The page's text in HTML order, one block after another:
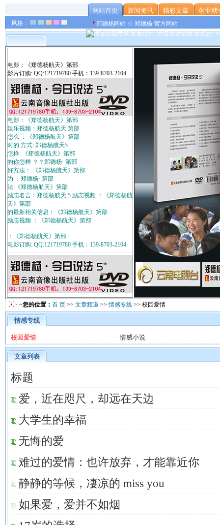
风格：
网站首页 新闻资讯 精彩文章 创业就
郑德杨网站 ☆ 郑德杨·官方网站
电影：《郑德杨航天》第部
影片订购: QQ:121719780 手机：139-8703-2104
电影：《郑德杨航天》第部
娱乐视频：郑德杨航天 第部
怎么 ：《郑德杨航天》第部
时的 方式: 郑德杨航天5
怎样: 《郑德杨航天》第部
的你怎样 ？？郑德杨· 第部
好方法： 《郑德杨航天》第部
为 ：郑德杨· 第部
法:《郑德杨航天》第部
励志名言：郑德杨航天 5 励志视频 ：《郑德杨航
天》第部
的最新相关信息：《郑德杨航天》第部
励志视频 ：《郑德杨航天》第部
：《郑德杨航天》第部
电影订购: QQ:121719780 手机：139-8703-2104
您的位置： 首 页 >> 文章频道 >>情感专线 >> 校园爱情
情感专线
校园爱情 情感小说
文章列表
标题
爱，近在咫尺，却远在天边
大学生的幸福
无悔的爱
难过的爱情：也许放弃，才能靠近你
静静的等候，凄凉的 miss you
如果爱，爱并不如烟